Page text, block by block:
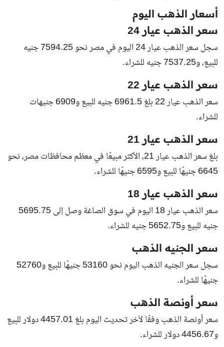
أسعار الذهب اليوم
سعر الذهب عيار 24
سجل سعر الذهب عيار 24 اليوم في مصر نحو 7594.25 جنيه
للبيع، و7537.25 جنيه للشراء.
سعر الذهب عيار 22
سعر الذهب عيار 22 بلغ 6961.5 جنيه للبيع و6909 جنيهات
للشراء.
سعر الذهب عيار 21
بلغ سعر الذهب عيار 21، الأكثر مبيعًا في معظم محافظات مصر، نحو
6645 جنيهًا للبيع و6595 جنيهًا للشراء.
سعر الذهب عيار 18
سعر الذهب عيار 18 اليوم في سوق الصاغة وصل إلى 5695.75
جنيه للبيع و5652.75 جنيه للشراء.
سعر الجنيه الذهب
سجل سعر الجنيه الذهب اليوم نحو 53160 جنيهًا للبيع و52760
جنيهًا للشراء.
سعر أونصة الذهب
سعر أونصة الذهب وفقًا لآخر تحديث اليوم بلغ 4457.01 دولار للبيع
و4456.67 دولار للشراء.